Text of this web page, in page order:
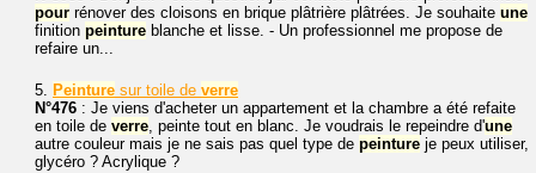
pour rénover des cloisons en brique plâtrière plâtrées. Je souhaite une
finition peinture blanche et lisse. - Un professionnel me propose de
refaire un...
5. Peinture sur toile de verre
N°476 : Je viens d'acheter un appartement et la chambre a été refaite
en toile de verre, peinte tout en blanc. Je voudrais le repeindre d'une
autre couleur mais je ne sais pas quel type de peinture je peux utiliser,
glycéro ? Acrylique ?